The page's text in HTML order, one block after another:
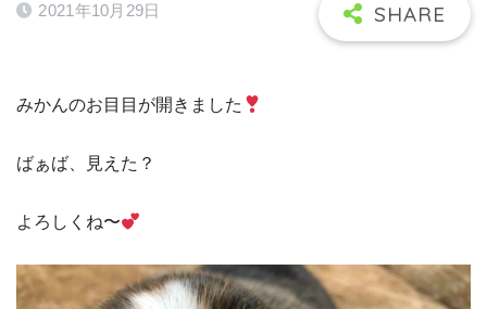
2021年10月29日
みかんのお目目が開きました
ばぁば、見えた？
よろしくね〜